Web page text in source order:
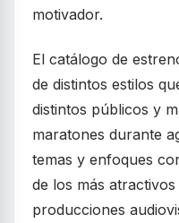
motivador.
El catálogo de
de distintos estilos
distintos públicos y
maratones durante
temas y enfoques
de los más
producciones